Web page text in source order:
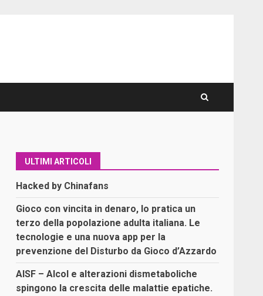
ULTIMI ARTICOLI
Hacked by Chinafans
Gioco con vincita in denaro, lo pratica un
terzo della popolazione adulta italiana. Le
tecnologie e una nuova app per la
prevenzione del Disturbo da Gioco d’Azzardo
AISF – Alcol e alterazioni dismetaboliche
spingono la crescita delle malattie epatiche.